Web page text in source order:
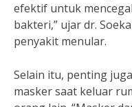
efektif untuk
bakteri,” ujar dr.
penyakit menular.
Selain itu, penting
masker saat keluar